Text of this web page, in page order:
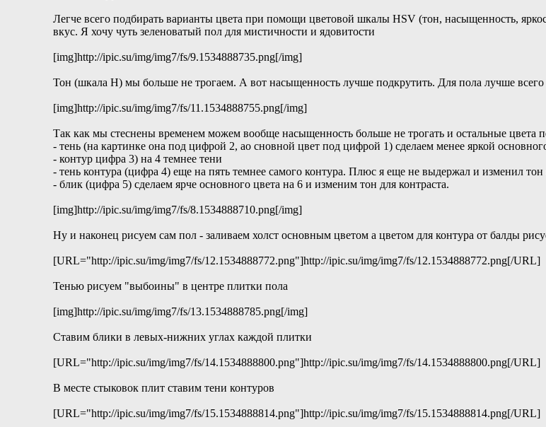
Легче всего подбирать варианты цвета при помощи цветовой шкалы HSV (тон, насыщенность,
вкус. Я хочу чуть зеленоватый пол для мистичности и ядовитости
[img]http://ipic.su/img/img7/fs/9.1534888735.png[/img]
Тон (шкала H) мы больше не трогаем. А вот насыщенность лучше подкрутить. Для пола лучше всего
[img]http://ipic.su/img/img7/fs/11.1534888755.png[/img]
Так как мы стеснены временем можем вообще насыщенность больше не трогать и остальные цвета
- тень (на картинке она под цифрой 2, ао сновной цвет под цифрой 1) сделаем менее яркой
- контур цифра 3) на 4 темнее тени
- тень контура (цифра 4) еще на пять темнее самого контура. Плюс я еще не выдержал и изменил тон
- блик (цифра 5) сделаем ярче основного цвета на 6 и изменим тон для контраста.
[img]http://ipic.su/img/img7/fs/8.1534888710.png[/img]
Ну и наконец рисуем сам пол - заливаем холст основным цветом а цветом для контура от балды
[URL="http://ipic.su/img/img7/fs/12.1534888772.png"]http://ipic.su/img/img7/fs/12.1534888772.png[/URL]
Тенью рисуем "выбоины" в центре плитки пола
[img]http://ipic.su/img/img7/fs/13.1534888785.png[/img]
Ставим блики в левых-нижних углах каждой плитки
[URL="http://ipic.su/img/img7/fs/14.1534888800.png"]http://ipic.su/img/img7/fs/14.1534888800.png[/URL]
В месте стыковок плит ставим тени контуров
[URL="http://ipic.su/img/img7/fs/15.1534888814.png"]http://ipic.su/img/img7/fs/15.1534888814.png[/URL]